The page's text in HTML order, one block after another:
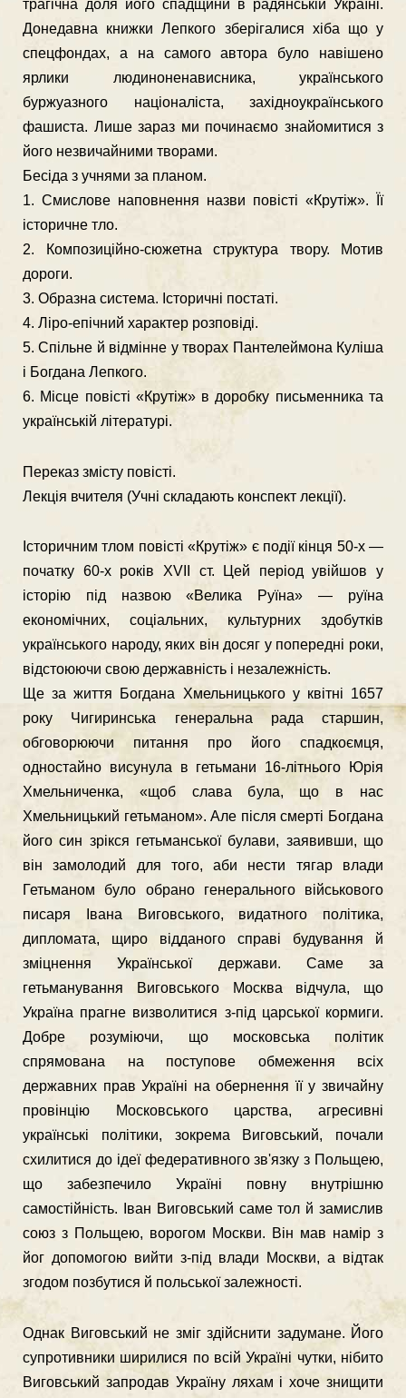
трагічна доля його спадщини в радянській Україні.
Донедавна книжки Лепкого зберігалися хіба що у
спецфондах, а на самого автора було навішено
ярлики люди­ноненависника, українського
буржуазного націоналіста, західноук­раїнського
фашиста. Лише зараз ми починаємо знайомитися з
його незвичайними творами.
Бесіда з учнями за планом.
1. Смислове наповнення назви повісті «Крутіж». Її
історичне тло.
2. Композиційно-сюжетна структура твору. Мотив
дороги.
3. Образна система. Історичні постаті.
4. Ліро-епічний характер розповіді.
5. Спільне й відмінне у творах Пантелеймона Куліша
і Богдана Лепкого.
6. Місце повісті «Крутіж» в доробку письменника та
україн­ській літературі.
Переказ змісту повісті.
Лекція вчителя (Учні складають конспект лекції).
Історичним тлом повісті «Крутіж» є події кінця 50-х —
початку 60-х років XVII ст. Цей період увійшов у
історію під назвою «Вели­ка Руїна» — руїна
економічних, соціальних, культурних здобутків
українського народу, яких він досяг у попередні роки,
відстоюючи свою державність і незалежність.
Ще за життя Богдана Хмельницького у квітні 1657
року Чиги­ринська генеральна рада старшин,
обговорюючи питання про його спадкоємця,
одностайно висунула в гетьмани 16-літнього Юрія
Хмельниченка, «щоб слава була, що в нас
Хмельницький гетьманом». Але після смерті Богдана
його син зрікся гетьманської булави, заявивши, що
він замолодий для того, аби нести тягар влади
Гетьманом було обрано генерального військового
писаря Івана Виговського, видатного політика,
дипломата, щиро відданого справі будування й
зміцнення Української держави. Саме за
гетьманування Виговського Москва відчула, що
Україна прагне визволитися з-під царської кормиги.
Добре розуміючи, що московська політик
спрямована на поступове обмеження всіх
державних прав Україні на обернення її у звичайну
провінцію Московського царства, агресивні
українські політики, зокрема Виговський, почали
схилитися до ідеї федеративного зв'язку з Польщею,
що забезпечило Україні повну внутрішню
самостійність. Іван Виговський саме тол й замислив
союз з Польщею, ворогом Москви. Він мав намір з
йог допомогою вийти з-під влади Москви, а відтак
згодом позбутися й польської залежності.
Однак Виговський не зміг здійснити задумане. Його
супротивники ширилися по всій Україні чутки, нібито
Виговський запродав Україну ляхам і хоче знищити